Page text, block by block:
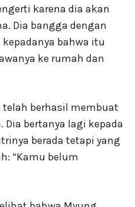
karena dia akan
Dia bangga dengan
bahwa itu
ke rumah dan
telah berhasil membuat
bertanya lagi kepada
berada tetapi yang
“Kamu belum